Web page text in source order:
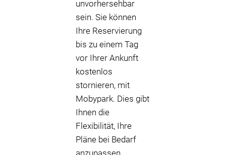
unvorhersehbar
sein. Sie können
Ihre Reservierung
bis zu einem Tag
vor Ihrer Ankunft
kostenlos
stornieren, mit
Mobypark. Dies gibt
Ihnen die
Flexibilität, Ihre
Pläne bei Bedarf